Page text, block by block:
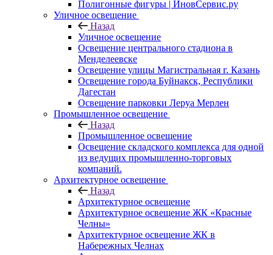
Полигонные фигуры | ИновСервис.ру
Уличное освещение
Назад
Уличное освещение
Освещение центрального стадиона в
Менделеевске
Освещение улицы Магистральная г. Казань
Освещение города Буйнакск, Республики
Дагестан
Освещение парковки Леруа Мерлен
Промышленное освещение
Назад
Промышленное освещение
Освещение складского комплекса для одной
из ведущих промышленно-торговых
компаний.
Архитектурное освещение
Назад
Архитектурное освещение
Архитектурное освещение ЖК «Красные
Челны»
Архитектурное освещение ЖК в
Набережных Челнах